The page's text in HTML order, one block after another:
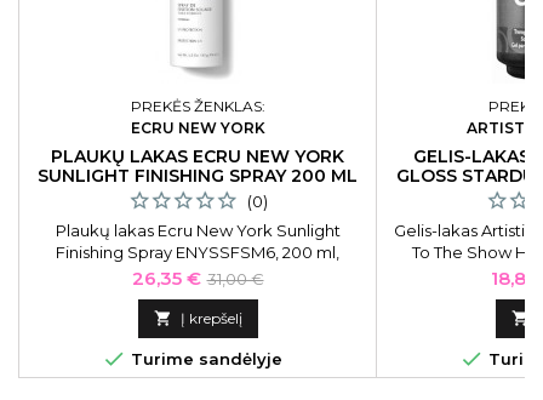
PREKĖS ŽENKLAS:
ECRU NEW YORK
PLAUKŲ LAKAS ECRU NEW YORK
SUNLIGHT FINISHING SPRAY 200 ML
(0)
Plaukų lakas Ecru New York Sunlight
Finishing Spray ENYSSFSM6, 200 ml,
stiprios fiksacijos
Kaina
26,35 € Bazinė
kaina
31,00 €
 Į krepšelį
 Turime sandėlyje
GELIS-LAKAS
GLOSS
Gelis-lakas Artistic
To The Show
Stardust In My
Kaina
18,81

